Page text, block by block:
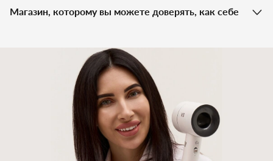
Магазин, которому вы можете доверять, как себе